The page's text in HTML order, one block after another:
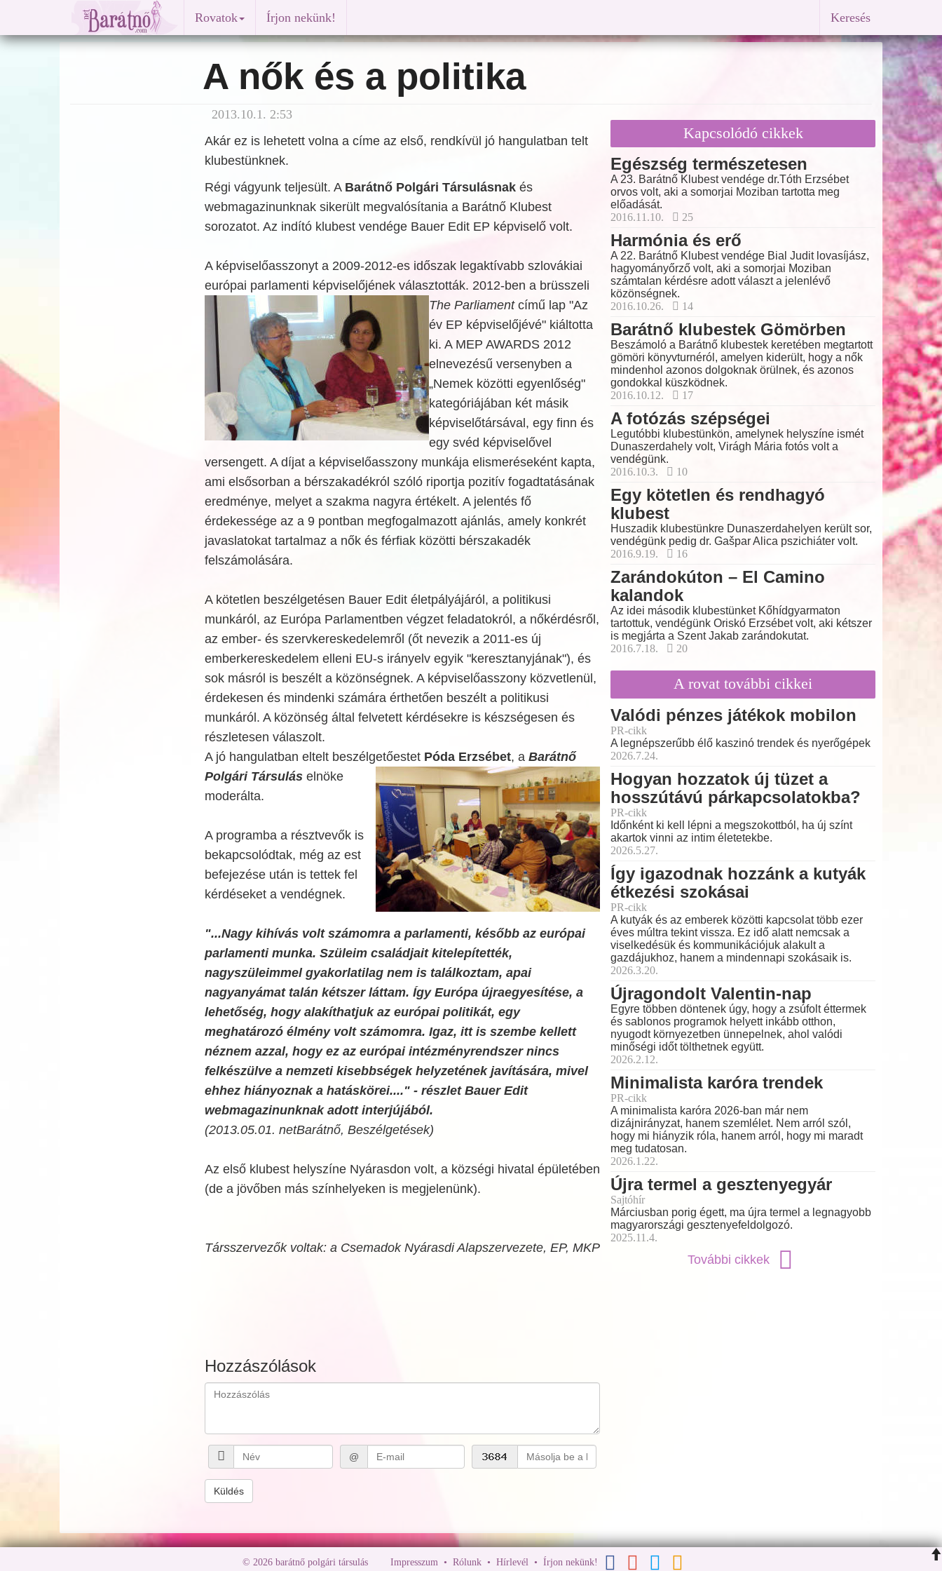
Rovatok Írjon nekünk! Keresés
A nők és a politika
2013.10.1. 2:53
Akár ez is lehetett volna a címe az első, rendkívül jó hangulatban telt
klubestünknek.
Régi vágyunk teljesült. A Barátnő Polgári Társulásnakés
webmagazinunknak sikerült megvalósítania a Barátnő Klubest
sorozatot. Az indító klubest vendége Bauer Edit EP képviselő volt.
A képviselőasszonyt a 2009-2012-es időszak legaktívabb szlovákiai
európai parlamenti képviselőjének választották. 2012-ben a brüsszeli
The Parliamentcímű lap "Az
év EP képviselőjévé" kiáltotta
ki. A MEP AWARDS 2012
elnevezésű versenyben a
„Nemek közötti egyenlőség"
kategóriájában két másik
képviselőtársával, egy finn és
egy svéd képviselővel
versengett. A díjat a képviselőasszony munkája elismeréseként kapta,
ami elsősorban a bérszakadékról szóló riportja pozitív fogadtatásának
eredménye, melyet a szakma nagyra értékelt. A jelentés fő
érdekessége az a 9 pontban megfogalmazott ajánlás, amely konkrét
javaslatokat tartalmaz a nők és férfiak közötti bérszakadék
felszámolására.
A kötetlen beszélgetésen Bauer Edit életpályájáról, a politikusi
munkáról, az Európa Parlamentben végzet feladatokról, a nőkérdésről,
az ember- és szervkereskedelemről (őt nevezik a 2011-es új
emberkereskedelem elleni EU-s irányelv egyik "keresztanyjának"), és
sok másról is beszélt a közönségnek. A képviselőasszony közvetlenül,
érdekesen és mindenki számára érthetően beszélt a politikusi
munkáról. A közönség által felvetett kérdésekre is készségesen és
részletesen válaszolt.
A jó hangulatban eltelt beszélgetőestet Póda Erzsébet, a Barátnő
Polgári Társuláselnöke
moderálta.
A programba a résztvevők is
bekapcsolódtak, még az est
befejezése után is tettek fel
kérdéseket a vendégnek.
"...Nagy kihívás volt számomra a parlamenti, később az európai
parlamenti munka. Szüleim családjait kitelepítették,
nagyszüleimmel gyakorlatilag nem is találkoztam, apai
nagyanyámat talán kétszer láttam. Így Európa újraegyesítése, a
lehetőség, hogy alakíthatjuk az európai politikát, egy
meghatározó élmény volt számomra. Igaz, itt is szembe kellett
néznem azzal, hogy ez az európai intézményrendszer nincs
felkészülve a nemzeti kisebbségek helyzetének javítására, mivel
ehhez hiányoznak a hatáskörei...." - részlet Bauer Edit
webmagazinunknak adott interjújából.
(2013.05.01. netBarátnő, Beszélgetések)
Az első klubest helyszíne Nyárasdon volt, a községi hivatal épületében
(de a jövőben más színhelyeken is megjelenünk).
Társszervezők voltak: a Csemadok Nyárasdi Alapszervezete, EP, MKP
Hozzászólások
@
Küldés
Kapcsolódó cikkek
Egészség természetesen
A 23. Barátnő Klubest vendége dr.Tóth Erzsébet
orvos volt, aki a somorjai Moziban tartotta meg
előadását.
2016.11.10.
25
Harmónia és erő
A 22. Barátnő Klubest vendége Bial Judit lovasíjász,
hagyományőrző volt, aki a somorjai Moziban
számtalan kérdésre adott választ a jelenlévő
közönségnek.
2016.10.26.
14
Barátnő klubestek Gömörben
Beszámoló a Barátnő klubestek keretében megtartott
gömöri könyvturnéról, amelyen kiderült, hogy a nők
mindenhol azonos dolgoknak örülnek, és azonos
gondokkal küszködnek.
2016.10.12.
17
A fotózás szépségei
Legutóbbi klubestünkön, amelynek helyszíne ismét
Dunaszerdahely volt, Virágh Mária fotós volt a
vendégünk.
2016.10.3.
10
Egy kötetlen és rendhagyó
klubest
Huszadik klubestünkre Dunaszerdahelyen került sor,
vendégünk pedig dr. Gašpar Alica pszichiáter volt.
2016.9.19.
16
Zarándokúton – El Camino
kalandok
Az idei második klubestünket Kőhídgyarmaton
tartottuk, vendégünk Oriskó Erzsébet volt, aki kétszer
is megjárta a Szent Jakab zarándokutat.
2016.7.18.
20
A rovat további cikkei
Valódi pénzes játékok mobilon
PR-cikk
A legnépszerűbb élő kaszinó trendek és nyerőgépek
2026.7.24.
Hogyan hozzatok új tüzet a
hosszútávú párkapcsolatokba?
PR-cikk
Időnként ki kell lépni a megszokottból, ha új színt
akartok vinni az intim életetekbe.
2026.5.27.
Így igazodnak hozzánk a kutyák
étkezési szokásai
PR-cikk
A kutyák és az emberek közötti kapcsolat több ezer
éves múltra tekint vissza. Ez idő alatt nemcsak a
viselkedésük és kommunikációjuk alakult a
gazdájukhoz, hanem a mindennapi szokásaik is.
2026.3.20.
Újragondolt Valentin-nap
Egyre többen döntenek úgy, hogy a zsúfolt éttermek
és sablonos programok helyett inkább otthon,
nyugodt környezetben ünnepelnek, ahol valódi
minőségi időt tölthetnek együtt.
2026.2.12.
Minimalista karóra trendek
PR-cikk
A minimalista karóra 2026-ban már nem
dizájnirányzat, hanem szemlélet. Nem arról szól,
hogy mi hiányzik róla, hanem arról, hogy mi maradt
meg tudatosan.
2026.1.22.
Újra termel a gesztenyegyár
Sajtóhír
Márciusban porig égett, ma újra termel a legnagyobb
magyarországi gesztenyefeldolgozó.
2025.11.4.
További cikkek
© 2026 barátnő polgári társulás Impresszum• Rólunk• Hírlevél• Írjon nekünk!